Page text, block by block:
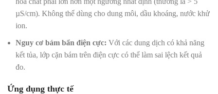
µS/cm). Không thể dùng cho dung môi, dầu khoáng, nước khử
ion.
Nguy cơ bám bẩn điện cực: Với các dung dịch có khả năng
kết tủa, lớp cặn bám trên điện cực có thể làm sai lệch kết quả
đo.
Ứng dụng thực tế